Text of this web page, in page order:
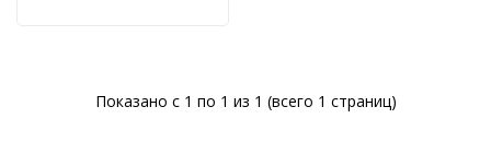
Показано с 1 по 1 из 1 (всего 1 страниц)